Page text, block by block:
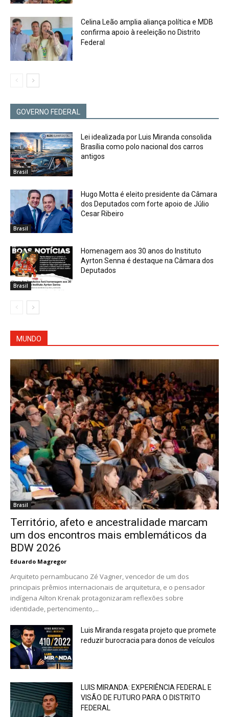
Celina Leão amplia aliança política e MDB
confirma apoio à reeleição no Distrito
Federal
GOVERNO FEDERAL
Brasil
Lei idealizada por Luis Miranda consolida
Brasília como polo nacional dos carros
antigos
Brasil
Hugo Motta é eleito presidente da Câmara
dos Deputados com forte apoio de Júlio
Cesar Ribeiro
Brasil
Homenagem aos 30 anos do Instituto
Ayrton Senna é destaque na Câmara dos
Deputados
MUNDO
Brasil
Território, afeto e ancestralidade marcam
um dos encontros mais emblemáticos da
BDW 2026
Eduardo Magregor
Arquiteto pernambucano Zé Vagner, vencedor de um dos
principais prêmios internacionais de arquitetura, e o pensador
indígena Ailton Krenak protagonizaram reflexões sobre
identidade, pertencimento,...
Luis Miranda resgata projeto que promete
reduzir burocracia para donos de veículos
LUIS MIRANDA: EXPERIÊNCIA FEDERAL E
VISÃO DE FUTURO PARA O DISTRITO
FEDERAL